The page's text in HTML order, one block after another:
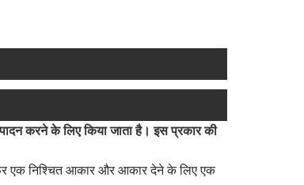
करने के लिए किया जाता है। इस प्रकार की
एक निश्चित आकार और आकार देने के लिए एक